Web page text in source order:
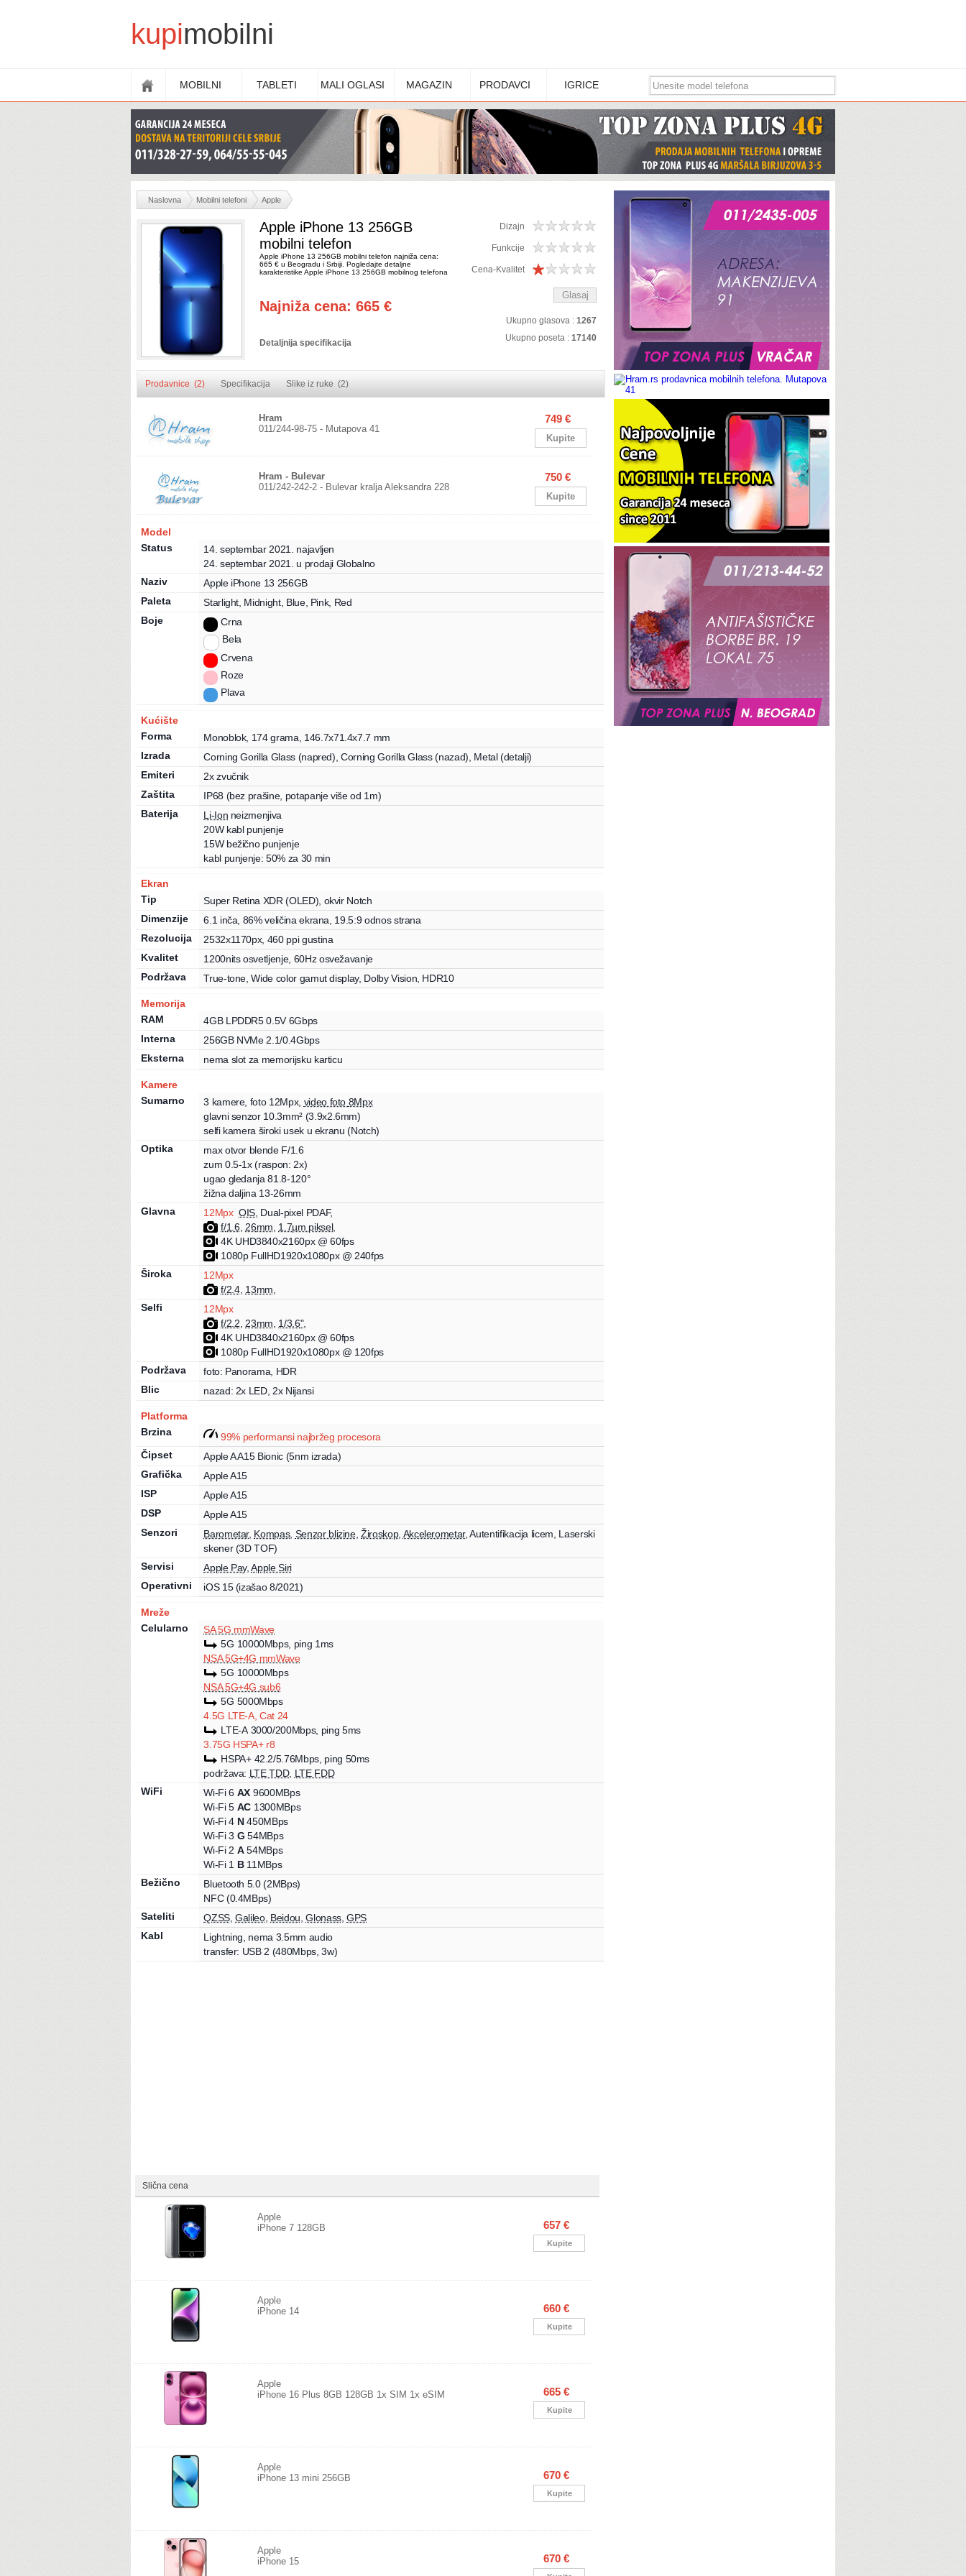
kupimobilni
MOBILNI TABLETI MALI OGLASI MAGAZIN PRODAVCI IGRICE
Naslovna Mobilni telefoni Apple
Apple iPhone 13 256GB
mobilni telefon
Apple iPhone 13 256GB mobilni telefon najniža cena:
665 € u Beogradu i Srbiji. Pogledajte detaljne
karakteristike Apple iPhone 13 256GB mobilnog telefona
Najniža cena: 665 €
Detaljnija specifikacija
Dizajn
Funkcije
Cena-Kvalitet
Ukupno glasova : 1267
Ukupno poseta : 17140
Prodavnice (2) Specifikacija Slike iz ruke (2)
Hram
011/244-98-75 - Mutapova 41
749 €
Kupite
Hram - Bulevar
011/242-242-2 - Bulevar kralja Aleksandra 228
750 €
Kupite
Model
Status
14. septembar 2021.
najavljen
24. septembar 2021.
u prodaji Globalno
Naziv
Apple iPhone 13 256GB
Paleta
Starlight, Midnight, Blue, Pink, Red
Boje
Crna
Bela
Crvena
Roze
Plava
Kućište
Forma
Monoblok, 174grama 146.7x71.4x7.7 mm
Izrada
Corning Gorilla Glass (napred),Corning Gorilla Glass (nazad), Metal (detalji)
Emiteri
2x zvučnik
Zaštita
IP68 (bez prašine, potapanje više od 1m)
Baterija
Li-Ion neizmenjiva
20W kabl punjenje
15W bežično punjenje
kabl punjenje: 50% za 30 min
Ekran
Tip
Super Retina XDR (OLED) okvir Notch
Dimenzije
6.1 inča , 86% veličina ekrana , 19.5:9 odnos strana
Rezolucija
2532x1170px, 460 ppi gustina
Kvalitet
1200nitsosvetljenje, 60Hzosvežavanje
Podržava
True-tone ,Wide color gamut display, Dolby Vision HDR10
Memorija
RAM
4GB LPDDR5 0.5V 6Gbps
Interna
256GB NVMe 2.1/0.4Gbps
Eksterna
nema slot za memorijsku karticu
Kamere
Sumarno
3 kamere, foto 12Mpx, video foto 8Mpx
glavni senzor 10.3mm² (3.9x2.6mm)
selfi kamera široki usek u ekranu (Notch)
Optika
max otvor blende F/1.6
zum 0.5-1x (raspon: 2x)
ugao gledanja81.8-120°
žižna daljina 13-26mm
Glavna
12Mpx OIS Dual-pixel PDAF,
f/1.6, 26mm 1.7µm piksel,
4K UHD3840x2160px@ 60fps
1080p FullHD1920x1080px@ 240fps
Široka
12Mpx
f/2.4, 13mm
Selfi
12Mpx
f/2.2 23mm 1/3.6",
4K UHD3840x2160px@ 60fps
1080p FullHD1920x1080px@ 120fps
Podržava
foto: Panorama, HDR
Blic
nazad: 2x LED, 2x Nijansi
Platforma
Brzina
99% performansi najbržeg procesora
Čipset
AppleAA15 Bionic(5nm izrada)
Grafička
AppleA15
ISP
AppleA15
DSP
AppleA15
Senzori
Barometar, Kompas, Senzor blizine,Žiroskop, Akcelerometar,Autentifikacija licem Laserski
skener (3D TOF)
Servisi
Apple Pay,Apple Siri
Operativni
iOS 15 (izašao 8/2021)
Mreže
Celularno
SA 5G mmWave
5G 10000Mbps, ping 1ms
NSA 5G+4G mmWave
5G 10000Mbps
NSA 5G+4G sub6
5G 5000Mbps
4.5G LTE-A, Cat 24
LTE-A 3000/200Mbps, ping 5ms
3.75G HSPA+ r8
HSPA+ 42.2/5.76Mbps, ping 50ms
podržava: LTE TDD, LTE FDD
WiFi
Wi-Fi6 AX 9600MBps
Wi-Fi5 AC 1300MBps
Wi-Fi4 N 450MBps
Wi-Fi3 G 54MBps
Wi-Fi 2 A 54MBps
Wi-Fi 1 B 11MBps
Bežično
Bluetooth 5.0 (2MBps)
NFC (0.4MBps)
Sateliti
QZSS,Galileo, Beidou ,Glonass,GPS
Kabl
Lightning , nema 3.5mm audio
transfer: USB 2 (480Mbps,3w)
Slična cena
Apple
iPhone 7 128GB
657 €
Kupite
Apple
iPhone 14
660 €
Kupite
Apple
iPhone 16 Plus 8GB 128GB 1x SIM 1x eSIM
665 €
Kupite
Apple
iPhone 13 mini 256GB
670 €
Kupite
Apple
iPhone 15
670 €